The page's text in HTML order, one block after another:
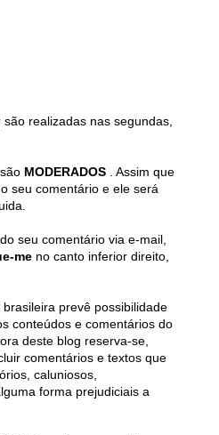
realizadas nas segundas,
MODERADOS
. Assim que
seu comentário e ele será
seu comentário via e-mail,
me no canto inferior direito,
brasileira prevê possibilidade
conteúdos e comentários do
deste blog reserva-se,
comentários e textos que
caluniosos,
forma prejudiciais a